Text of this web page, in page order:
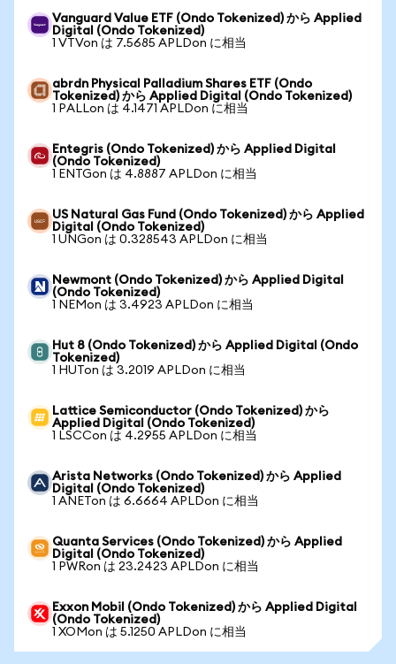
Vanguard Value ETF (Ondo Tokenized) から Applied
Digital (Ondo Tokenized)
1 VTVon は 7.5685 APLDon に相当
abrdn Physical Palladium Shares ETF (Ondo
Tokenized) から Applied Digital (Ondo Tokenized)
1 PALLon は 4.1471 APLDon に相当
Entegris (Ondo Tokenized) から Applied Digital
(Ondo Tokenized)
1 ENTGon は 4.8887 APLDon に相当
US Natural Gas Fund (Ondo Tokenized) から Applied
Digital (Ondo Tokenized)
1 UNGon は 0.328543 APLDon に相当
Newmont (Ondo Tokenized) から Applied Digital
(Ondo Tokenized)
1 NEMon は 3.4923 APLDon に相当
Hut 8 (Ondo Tokenized) から Applied Digital (Ondo
Tokenized)
1 HUTon は 3.2019 APLDon に相当
Lattice Semiconductor (Ondo Tokenized) から
Applied Digital (Ondo Tokenized)
1 LSCCon は 4.2955 APLDon に相当
Arista Networks (Ondo Tokenized) から Applied
Digital (Ondo Tokenized)
1 ANETon は 6.6664 APLDon に相当
Quanta Services (Ondo Tokenized) から Applied
Digital (Ondo Tokenized)
1 PWRon は 23.2423 APLDon に相当
Exxon Mobil (Ondo Tokenized) から Applied Digital
(Ondo Tokenized)
1 XOMon は 5.1250 APLDon に相当